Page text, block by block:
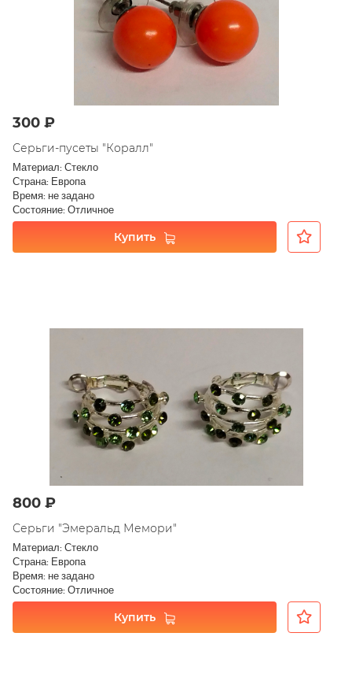
300 ₽
Серьги-пусеты "Коралл"
Материал: Стекло
Страна: Европа
Время: не задано
Состояние: Отличное
Купить
800 ₽
Серьги "Эмеральд Мемори"
Материал: Стекло
Страна: Европа
Время: не задано
Состояние: Отличное
Купить